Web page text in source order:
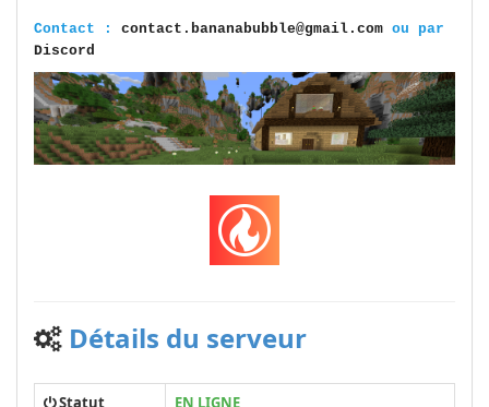
Contact : contact.bananabubble@gmail.com ou par
Discord
Détails du serveur
Statut EN LIGNE